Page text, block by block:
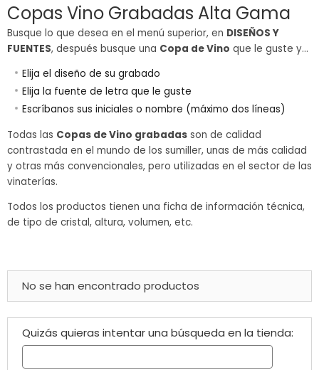
Copas Vino Grabadas Alta Gama
Busque lo que desea en el menú superior, en DISEÑOS Y
FUENTES, después busque una Copa de Vino que le guste y...
Elija el diseño de su grabado
Elija la fuente de letra que le guste
Escríbanos sus iniciales o nombre (máximo dos líneas)
Todas las Copas de Vino grabadas son de calidad
contrastada en el mundo de los sumiller, unas de más calidad
y otras más convencionales, pero utilizadas en el sector de las
vinaterías.
Todos los productos tienen una ficha de información técnica,
de tipo de cristal, altura, volumen, etc.
No se han encontrado productos
Quizás quieras intentar una búsqueda en la tienda: